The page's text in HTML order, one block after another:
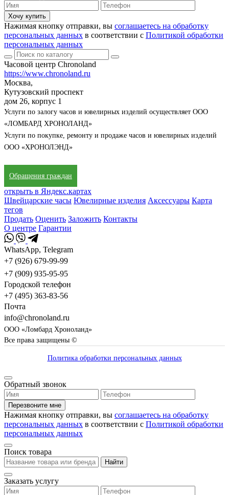
Хочу купить
Нажимая кнопку отправки, вы соглашаетесь на обработку
персональных данных в соответствии с Политикой обработки
персональных данных
Часовой центр Chronoland
https://www.chronoland.ru
Москва,
Кутузовский проспект
дом 26, корпус 1
Услуги по залогу часов и ювелирных изделий осуществляет ООО
«ЛОМБАРД ХРОНОЛАНД»
Услуги по покупке, ремонту и продаже часов и ювелирных изделий
ООО «ХРОНОЛЭНД»
Обращения граждан
открыть в Яндекс.картах
Швейцарские часы Ювелирные изделия Аксессуары Карта
тегов
Продать Оценить Заложить Контакты
О центре Гарантии
WhatsApp, Telegram
+7 (926) 679-99-99
+7 (909) 935-95-95
Городской телефон
+7 (495) 363-83-56
Почта
info@chronoland.ru
ООО «Ломбард Хроноланд»
Все права защищены ©
Политика обработки персональных данных
Обратный звонок
Перезвоните мне
Нажимая кнопку отправки, вы соглашаетесь на обработку
персональных данных в соответствии с Политикой обработки
персональных данных
Поиск товара
Найти
Заказать услугу